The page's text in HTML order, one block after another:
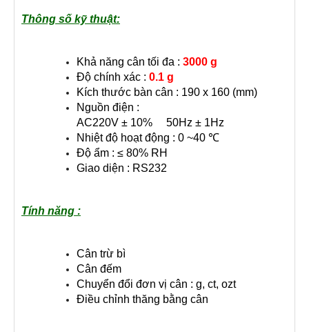
Thông số kỹ thuật:
Khả năng cân tối đa : 3000 g
Độ chính xác : 0.1 g
Kích thước bàn cân : 190 x 160 (mm)
Nguồn điện :
AC220V ± 10% 50Hz ± 1Hz
Nhiệt độ hoạt động : 0 ~40 ℃
Độ ẩm : ≤ 80% RH
Giao diện : RS232
Tính năng :
Cân trừ bì
Cân đếm
Chuyển đổi đơn vị cân : g, ct, ozt
Điều chỉnh thăng bằng cân